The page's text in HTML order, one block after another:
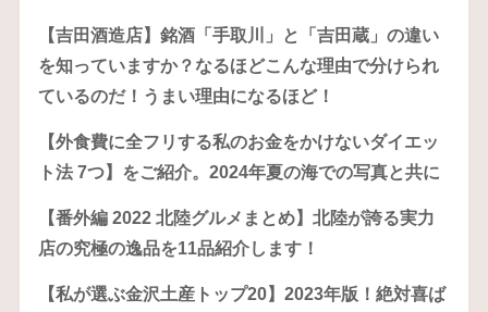
【吉田酒造店】銘酒「手取川」と「吉田蔵」の違い
を知っていますか？なるほどこんな理由で分けられ
ているのだ！うまい理由になるほど！
【外食費に全フリする私のお金をかけないダイエッ
ト法 7つ】をご紹介。2024年夏の海での写真と共に
【番外編 2022 北陸グルメまとめ】北陸が誇る実力
店の究極の逸品を11品紹介します！
【私が選ぶ金沢土産トップ20】2023年版！絶対喜ば